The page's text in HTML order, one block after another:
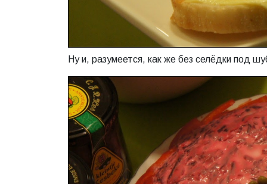
Ну и, разумеется, как же без селёдки под